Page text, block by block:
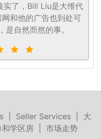
实了，Bill Liu是大维代
和他的广告也到处可
是自然而然的事。
| Seller Services| 大
学区房 市场走势